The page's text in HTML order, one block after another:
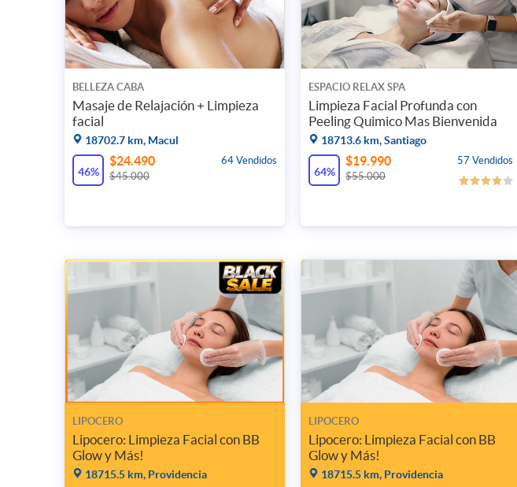
BELLEZA CABA
Masaje de Relajación + Limpieza
facial
18702.7 km, Macul
46%
64 Vendidos
$24.490
$45.000
ESPACIO RELAX SPA
Limpieza Facial Profunda con
Peeling Quimico Mas Bienvenida
18713.6 km, Santiago
64%
57 Vendidos
$19.990
$55.000
LIPOCERO
Lipocero: Limpieza Facial con BB
Glow y Más!
18715.5 km, Providencia
LIPOCERO
Lipocero: Limpieza Facial con BB
Glow y Más!
18715.5 km, Providencia